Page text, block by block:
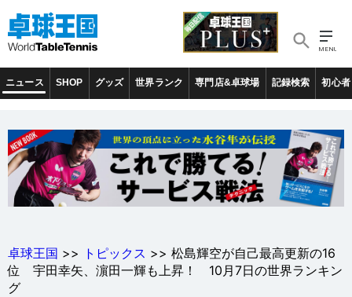
ニュース SHOP グッズ 世界ランク 専門店&卓球場 記録検索 初心者
卓球王国 >> トピックス >> 松島輝空が自己最高更新の16
位 宇田幸矢、濵田一輝も上昇！ 10月7日の世界ランキン
グ